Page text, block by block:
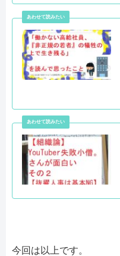
今回は以上です。